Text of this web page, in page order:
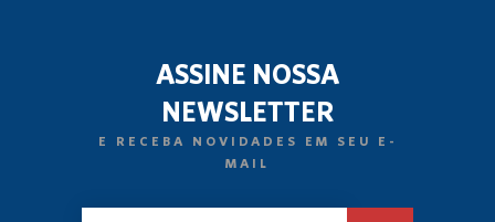
ASSINE NOSSA
NEWSLETTER
E RECEBA NOVIDADES EM SEU E-
MAIL